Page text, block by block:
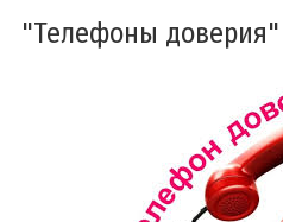
"Телефоны доверия"